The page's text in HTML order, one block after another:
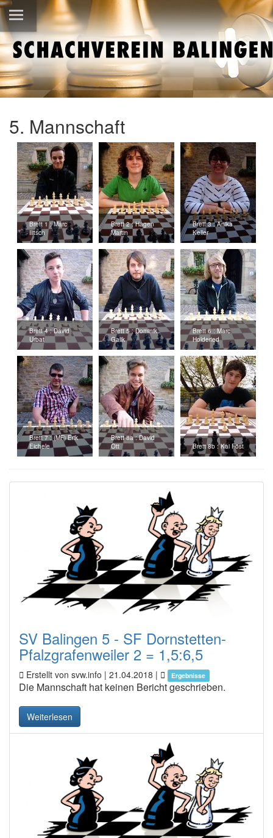
5. Mannschaft
Brett 1 : Marc
Ilitsch
Brett 2 : Hagen
Martin
Brett 3 : Anika
Keller
Brett 4 : David
Urbat
Brett 5 : Dominik
Galik
Brett 6 : Marc
Holderied
Brett 7 : (MF) Erik
Eichele
Brett 8a : David
Ott
Brett 8b : Kai Föst
SV Balingen 5 - SF Dornstetten-
Pfalzgrafenweiler 2 = 1,5:6,5
Erstellt von svw.info | 21.04.2018 | Ergebnisse
Die Mannschaft hat keinen Bericht geschrieben.
Weiterlesen